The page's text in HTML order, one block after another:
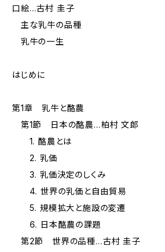
口絵…古村 圭子
主な乳牛の品種
乳牛の一生
はじめに
第1章 乳牛と酪農
第1節 日本の酪農…柏村 文郎
1. 酪農とは
2. 乳価
3. 乳価決定のしくみ
4. 世界の乳価と自由貿易
5. 規模拡大と施設の変遷
6. 日本酪農の課題
第2節 世界の品種…古村 圭子